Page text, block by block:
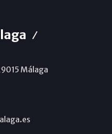
Málaga